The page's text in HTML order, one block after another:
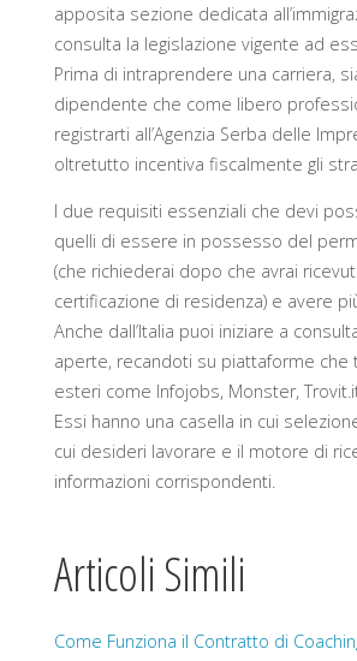
apposita sezione dedicata
consulta la legislazione vigente ad
Prima di intraprendere una carriera,
dipendente che come libero
registrarti all’Agenzia Serba delle
oltretutto incentiva fiscalmente gli
I due requisiti essenziali che devi
quelli di essere in possesso del
(che richiederai dopo che avrai
certificazione di residenza) e avere
Anche dall’Italia puoi iniziare a
aperte, recandoti su piattaforme che
esteri come Infojobs, Monster,
Essi hanno una casella in cui
cui desideri lavorare e il motore di
informazioni corrispondenti.
Articoli Simili
Come Funziona il Contratto di